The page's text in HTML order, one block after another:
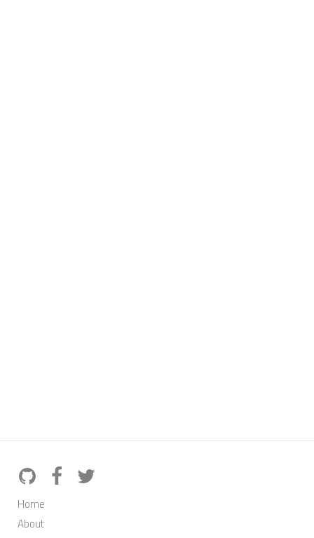
Home
About